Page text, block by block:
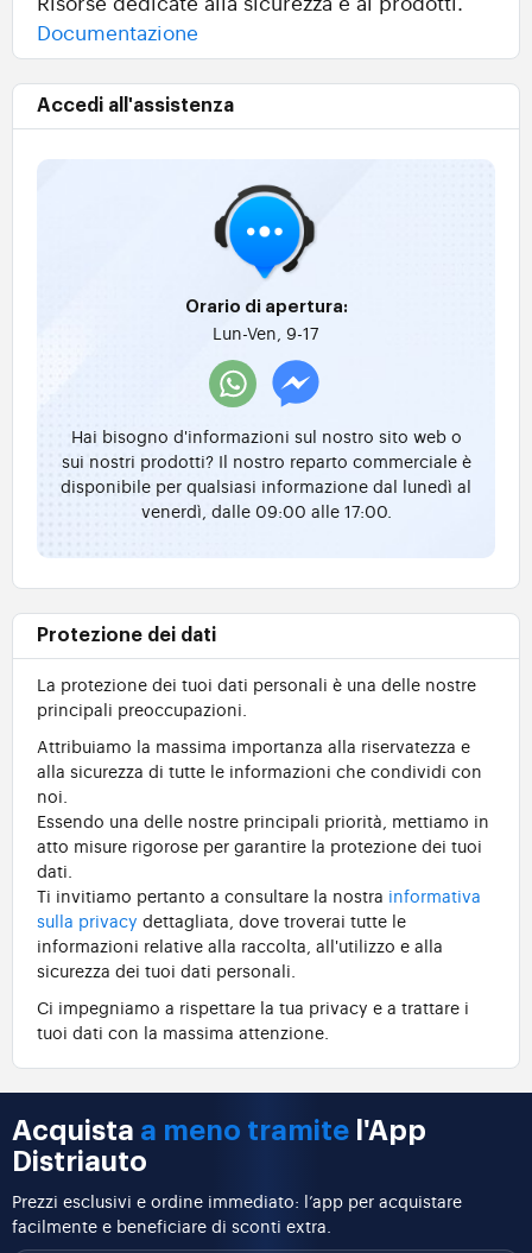
Documentazione
Accedi all'assistenza
Orario di apertura:
Lun-Ven, 9-17
Hai bisogno d'informazioni sul nostro sito web o
sui nostri prodotti? Il nostro reparto commerciale è
disponibile per qualsiasi informazione dal lunedì al
venerdì, dalle 09:00 alle 17:00.
Protezione dei dati
La protezione dei tuoi dati personali è una delle nostre
principali preoccupazioni.
Attribuiamo la massima importanza alla riservatezza e
alla sicurezza di tutte le informazioni che condividi con
noi.
Essendo una delle nostre principali priorità, mettiamo in
atto misure rigorose per garantire la protezione dei tuoi
dati.
Ti invitiamo pertanto a consultare la nostra informativa
sulla privacy dettagliata, dove troverai tutte le
informazioni relative alla raccolta, all'utilizzo e alla
sicurezza dei tuoi dati personali.
Ci impegniamo a rispettare la tua privacy e a trattare i
tuoi dati con la massima attenzione.
Acquista a meno tramite l'App
Distriauto
Prezzi esclusivi e ordine immediato: l’app per acquistare
facilmente e beneficiare di sconti extra.